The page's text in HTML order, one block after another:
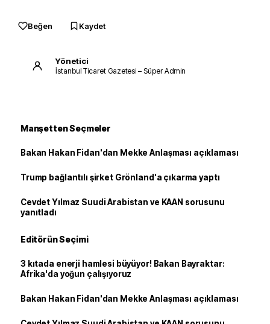
Beğen Kaydet
Yönetici
İstanbul Ticaret Gazetesi – Süper Admin
Manşetten Seçmeler
Bakan Hakan Fidan'dan Mekke Anlaşması açıklaması
Trump bağlantılı şirket Grönland'a çıkarma yaptı
Cevdet Yılmaz Suudi Arabistan ve KAAN sorusunu
yanıtladı
Editörün Seçimi
3 kıtada enerji hamlesi büyüyor! Bakan Bayraktar:
Afrika'da yoğun çalışıyoruz
Bakan Hakan Fidan'dan Mekke Anlaşması açıklaması